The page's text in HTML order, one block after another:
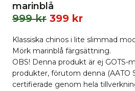
marinblå
999kr 399 kr
Klassiska chinos i lite slimmad
Mörk marinblå färgsättning.
OBS! Denna produkt är ej GOTS-
produkter, förutom denna (AATO
certifierade genom hela